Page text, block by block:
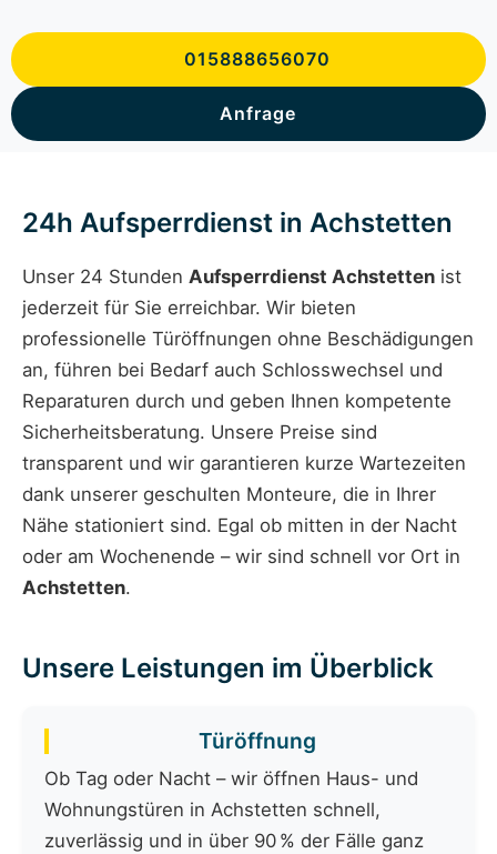
015888656070
Anfrage
24h Aufsperrdienst in Achstetten
Unser 24 Stunden Aufsperrdienst Achstetten ist
jederzeit für Sie erreichbar. Wir bieten
professionelle Türöffnungen ohne Beschädigungen
an, führen bei Bedarf auch Schlosswechsel und
Reparaturen durch und geben Ihnen kompetente
Sicherheitsberatung. Unsere Preise sind
transparent und wir garantieren kurze Wartezeiten
dank unserer geschulten Monteure, die in Ihrer
Nähe stationiert sind. Egal ob mitten in der Nacht
oder am Wochenende – wir sind schnell vor Ort in
Achstetten.
Unsere Leistungen im Überblick
Türöffnung
Ob Tag oder Nacht – wir öffnen Haus- und
Wohnungstüren in Achstetten schnell,
zuverlässig und in über 90 % der Fälle ganz